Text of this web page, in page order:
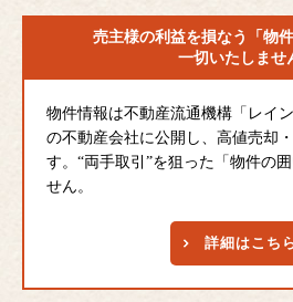
売主様の利益を損なう
「物
一切いたしませ
物件情報は不動産流通機構「レイ
の不動産会社に公開し、高値売却
す。“両手取引”を狙った「物件の
せん。
詳細はこち